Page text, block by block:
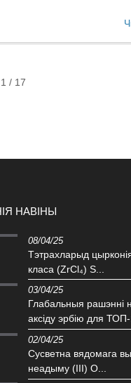
/ 17
НАВІНЫ
08/04/25
Тэтрахларыд
класа (ZrCl₄) S...
03/04/25
Глабальныя рашэнні
аксіду эрбію для ТОП-
02/04/25
Сусветна вядомага
неадыму (III) O...